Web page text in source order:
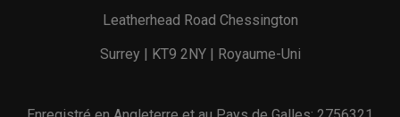
Leatherhead Road Chessington
Surrey | KT9 2NY | Royaume-Uni